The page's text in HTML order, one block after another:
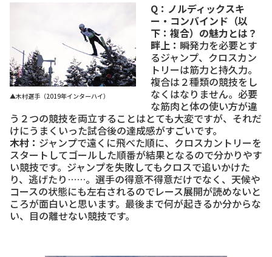
▲木村選手（2019年インターハイ）
Q： ノルディックスキ
ー・コンバインド（以
下：複合）の魅力とは？
畔上： 瞬発力を必要とす
るジャンプ、クロスカン
トリーは筋力と持久力。
複合は２種類の競技をし
なくはなりません。必要
な筋肉と体の使い方が違
う２つの競技を両立することはとても大変ですが、それだ
けにうまくいった試合後の達成感がすごいです。
木村： ジャンプで遠くに飛べた順に、クロスカントリーを
スタートしてゴールした順番が結果となるので分かりやす
い競技です。ジャンプを失敗してもクロスで追いかけた
り、逃げたり……。選手の得意不得意だけでなく、天候や
コースの状態にも左右されるのでレース展開が読めないと
ころが面白いと思います。最後まで何が起きるか分からな
い、目の離せない競技です。